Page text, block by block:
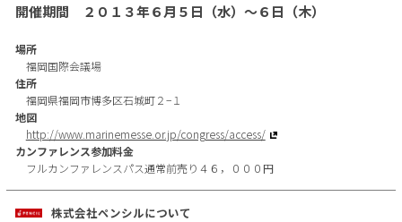
開催期間 ２０１３年６月５日（水）〜６日（木）
場所
福岡国際会議場
住所
福岡県福岡市博多区石城町２−１
地図
http://www.marinemesse.or.jp/congress/access/
カンファレンス参加料金
フルカンファレンスパス通常前売り４６，０００円
株式会社ペンシルについて